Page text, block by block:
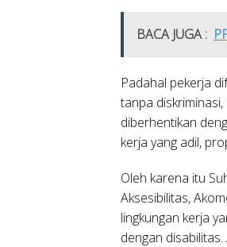
BACA JUGA :
Padahal pekerja
tanpa
diberhentikan
kerja yang adil,
Oleh karena itu
Aksesibilitas,
lingkungan kerja
dengan